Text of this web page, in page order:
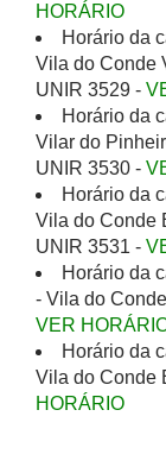
HORÁRIO
Horário da
Vila do Conde
UNIR 3529 -
Horário da
Vilar do
UNIR 3530 -
Horário da
Vila do Conde
UNIR 3531 -
Horário da
- Vila do
VER
Horário da
Vila do Conde
HORÁRIO